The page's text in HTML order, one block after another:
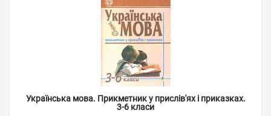
Українська мова. Прикметник у прислів'ях і приказках.
3-6 класи